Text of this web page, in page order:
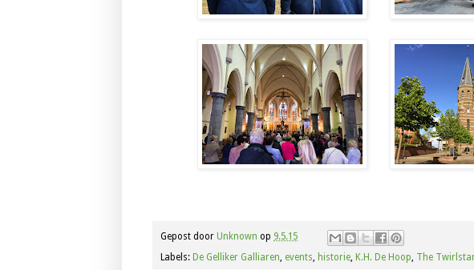
Gepost door Unknown op 9.5.15
Labels: De Gelliker Galliaren events historie K.H. De Hoop The